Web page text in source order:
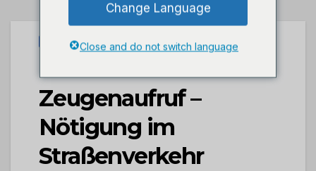
UNCATEGORIZED
POL-PDNR:
Zeugenaufruf –
Nötigung im
Straßenverkehr
Change Language
Close and do not switch language